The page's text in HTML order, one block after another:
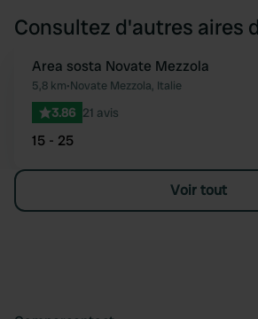
Consultez d'autres aires
Area sosta Novate Mezzola
5,8 km•Novate Mezzola, Italie
3.86 21 avis
15 - 25
Voir tout